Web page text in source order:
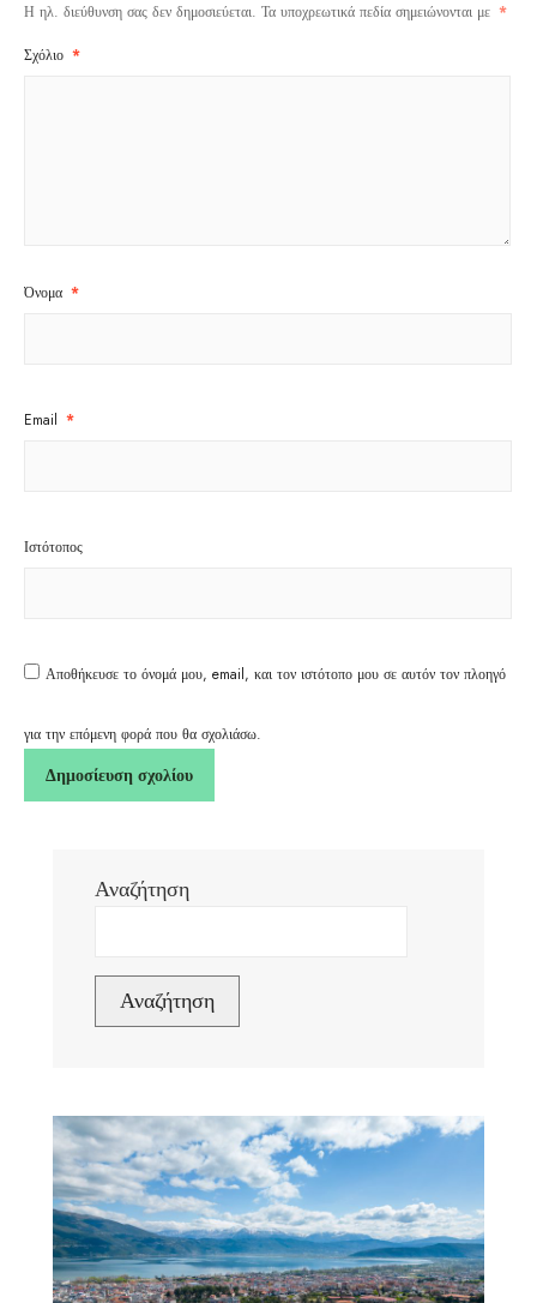
Η ηλ. διεύθυνση σας δεν δημοσιεύεται. Τα υποχρεωτικά πεδία σημειώνονται με *
Σχόλιο *
Όνομα *
Email *
Ιστότοπος
Αποθήκευσε το όνομά μου, email, και τον ιστότοπο μου σε αυτόν τον πλοηγό
για την επόμενη φορά που θα σχολιάσω.
Αναζήτηση
Αναζήτηση